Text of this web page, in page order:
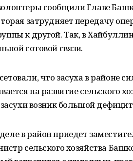
сообщили Главе
затрудняет передачу
к другой. Так, в
сотовой связи.
что засуха в районе
на развитие сельского
возник большой
в район приедет
сельского хозяйства